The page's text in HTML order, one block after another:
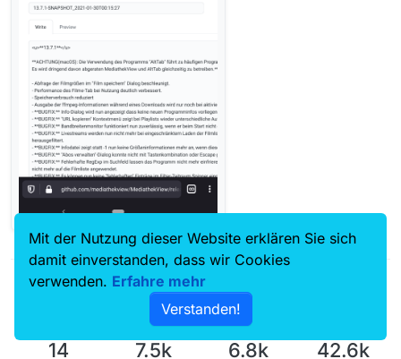
14 7.5k 6.8k 42.6k
Mit der Nutzung dieser Website erklären Sie sich
damit einverstanden, dass wir Cookies
verwenden. Erfahre mehr
Verstanden!